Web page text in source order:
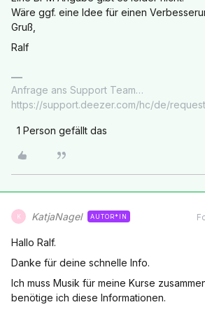
Wäre ggf. eine Idee für einen
Gruß,
Ralf
Anfrage ans Support Team…
https://support.deezer.com/hc/de/
1 Person gefällt das
K KatjaNagel AUTOR*IN
Hallo Ralf.
Danke für deine schnelle Info.
Ich muss Musik für meine Kurse
benötige ich diese Informationen.